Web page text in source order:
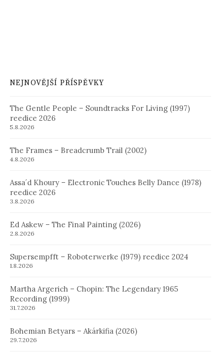
NEJNOVĚJŠÍ PŘÍSPĚVKY
The Gentle People – Soundtracks For Living (1997)
reedice 2026
5.8.2026
The Frames – Breadcrumb Trail (2002)
4.8.2026
Assa´d Khoury – Electronic Touches Belly Dance (1978)
reedice 2026
3.8.2026
Ed Askew – The Final Painting (2026)
2.8.2026
Supersempfft – Roboterwerke (1979) reedice 2024
1.8.2026
Martha Argerich – Chopin: The Legendary 1965
Recording (1999)
31.7.2026
Bohemian Betyars – Akárkifia (2026)
29.7.2026